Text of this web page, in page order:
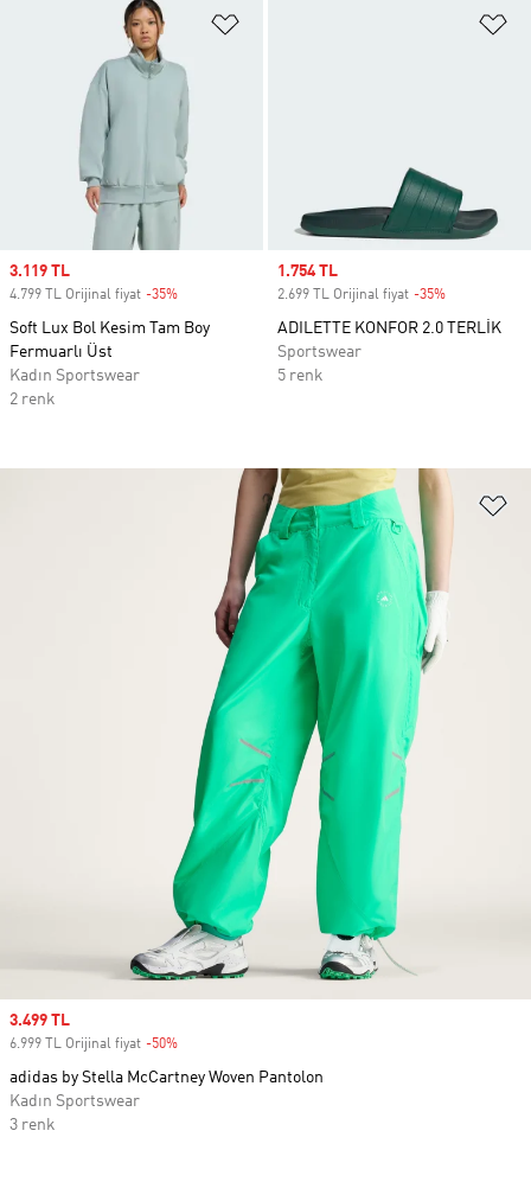
Sale price
3.119 TL
4.799 TL Orijinal fiyat -35%
Soft Lux Bol Kesim Tam Boy
Fermuarlı Üst
Kadın Sportswear
2 renk
Sale price
1.754 TL
2.699 TL Orijinal fiyat -35%
ADILETTE KONFOR 2.0 TERLİK
Sportswear
5 renk
Sale price
3.499 TL
6.999 TL Orijinal fiyat -50%
adidas by Stella McCartney Woven Pantolon
Kadın Sportswear
3 renk